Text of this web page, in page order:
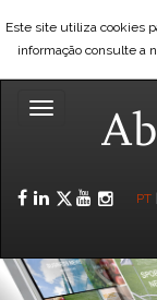
Este site utiliza cookies
informação consulte a
Toggle
PT